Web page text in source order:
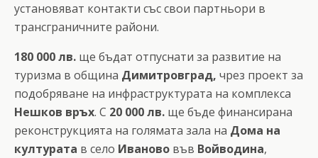
установяват контакти със свои партньори в
трансграничните райони.
180 000 лв. ще бъдат отпуснати за развитие на
туризма в община Димитровград, чрез проект за
подобряване на инфраструктурата на комплекса
Нешков връх. С 20 000 лв. ще бъде финансирана
реконструкцията на голямата зала на Дома на
културата в село Иваново във Войводина,